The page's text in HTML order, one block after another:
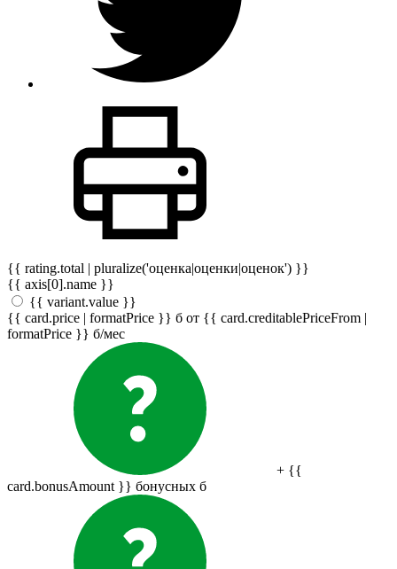
{{ rating.total | pluralize('оценка|оценки|оценок') }}
{{ axis[0].name }}
{{ variant.value }}
{{ card.price | formatPrice }} б от {{ card.creditablePriceFrom |
formatPrice }} б/мес
+ {{
card.bonusAmount }} бонусных б